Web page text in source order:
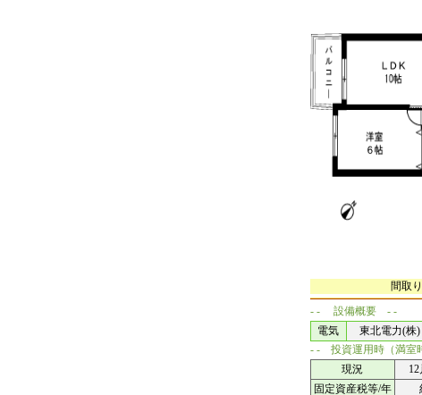
間取
- - 設備概要 - -
電気
東北電力(株)
- - 投資運用時（満
現況
固定資産税等/年